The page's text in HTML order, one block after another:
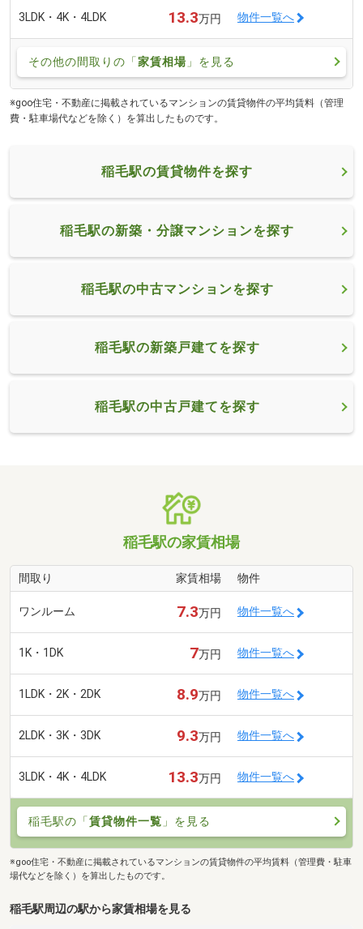
3LDK・4K・4LDK 13.3万円 物件一覧へ
その他の間取りの「家賃相場 」を見る
※goo住宅・不動産に掲載されているマンションの賃貸物件の平均賃料（管理
費・駐車場代などを除く）を算出したものです。
稲毛駅の賃貸物件を探す
稲毛駅の新築・分譲マンションを探す
稲毛駅の中古マンションを探す
稲毛駅の新築戸建てを探す
稲毛駅の中古戸建てを探す
稲毛駅の家賃相場
間取り 家賃相場 物件
ワンルーム 7.3万円 物件一覧へ
1K・1DK 7万円 物件一覧へ
1LDK・2K・2DK 8.9万円 物件一覧へ
2LDK・3K・3DK 9.3万円 物件一覧へ
3LDK・4K・4LDK 13.3万円 物件一覧へ
稲毛駅の「賃貸物件一覧 」を見る
※goo住宅・不動産に掲載されているマンションの賃貸物件の平均賃料（管理費・駐車
場代などを除く）を算出したものです。
稲毛駅周辺の駅から家賃相場を見る